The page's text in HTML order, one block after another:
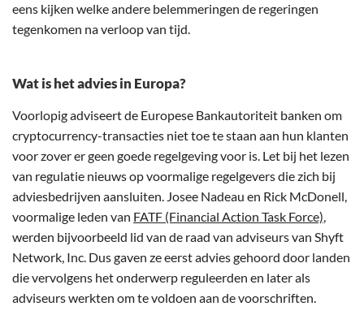
eens kijken welke andere belemmeringen de regeringen
tegenkomen na verloop van tijd.
Wat is het advies in Europa?
Voorlopig adviseert de Europese Bankautoriteit banken om
cryptocurrency-transacties niet toe te staan aan hun klanten
voor zover er geen goede regelgeving voor is. Let bij het lezen
van regulatie nieuws op voormalige regelgevers die zich bij
adviesbedrijven aansluiten. Josee Nadeau en Rick McDonell,
voormalige leden van FATF (Financial Action Task Force),
werden bijvoorbeeld lid van de raad van adviseurs van Shyft
Network, Inc. Dus gaven ze eerst advies gehoord door landen
die vervolgens het onderwerp reguleerden en later als
adviseurs werkten om te voldoen aan de voorschriften.